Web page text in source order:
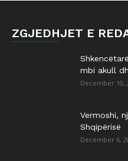
ZGJEDHJET E
mbi akull
December 10,
Vermoshi,
Shqipërisë
December 6,